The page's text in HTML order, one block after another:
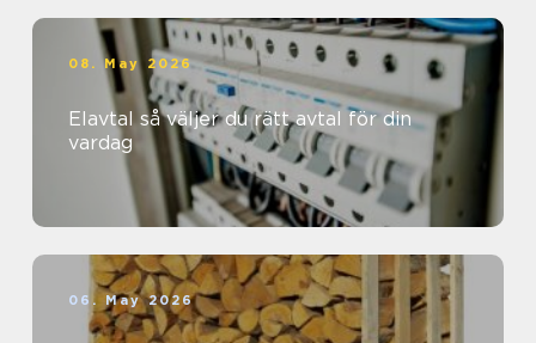
08. May 2026
Elavtal så väljer du rätt avtal för din
vardag
06. May 2026